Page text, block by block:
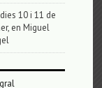
10 i 11 de
en Miguel